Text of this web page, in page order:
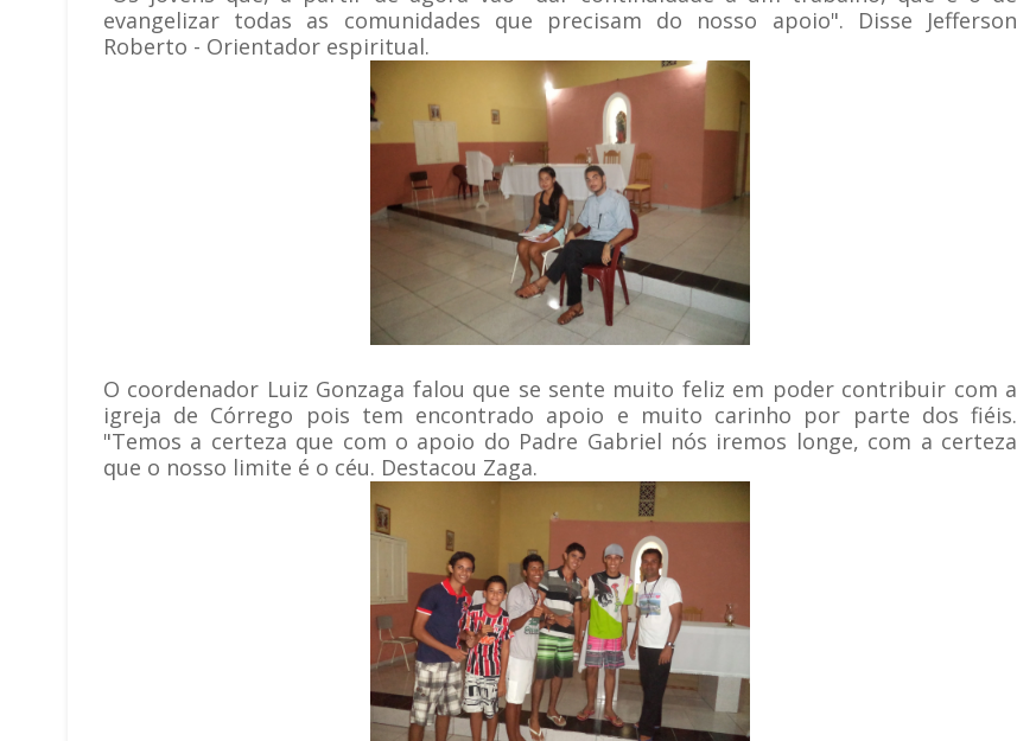
evangelizar todas as comunidades que precisam do nosso apoio". Disse Jefferson
Roberto - Orientador espiritual.
O coordenador Luiz Gonzaga falou que se sente muito feliz em poder contribuir com a
igreja de Córrego pois tem encontrado apoio e muito carinho por parte dos fiéis.
"Temos a certeza que com o apoio do Padre Gabriel nós iremos longe, com a certeza
que o nosso limite é o céu. Destacou Zaga.